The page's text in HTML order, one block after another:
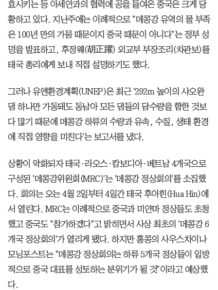
효시키는 등 아세안과의 협력에 공을 들여온 중국은 크게 당
황하고 있다. 지난주에는 이례적으로 "메콩강 유역의 물 부족
은 100년 만의 가뭄 때문이지 중국 때문이 아니다"는 정부 성
명을 발표하고, 후정웨(胡正躍) 외교부 부장조리(차관보)를
태국 총리에게 보내 직접 설명하기도 했다.
그러나 유엔환경계획(UNEP)은 최근 '292m 높이의 샤오완
댐 하나만 가동돼도 동남아 모든 댐들의 담수량을 합한 것보
다 많기 때문에 메콩강 하류의 수량과 유속, 수질, 생태 환경
에 직접 영향을 미친다'는 보고서를 냈다.
상황이 악화되자 태국·라오스·캄보디아·베트남 4개국으로
구성된 '메콩강위원회(MRC)'는 '메콩강 정상회의'를 소집했
다. 회의는 오는 4월 2일부터 4일간 태국 후아힌(Hua Hin)에
서 열린다. MRC는 이례적으로 중국과 미얀마 정상들도 초청
했고 중국도 "참가하겠다"고 밝히면서 사상 최초의 '메콩강 6
개국 정상회의'가 열리게 됐다. 하지만 홍콩의 사우스차이나
모닝포스트는 "메콩강 정상회의는 하류 5개국 정상들이 일방
적으로 중국 대표를 성토하는 분위기가 될 것"이라고 예상했
다.